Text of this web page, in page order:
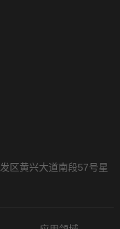
区黄兴大道南段57号星